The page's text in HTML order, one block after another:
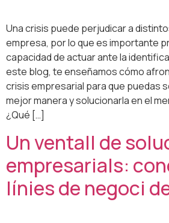
Una crisis puede perjudicar a
empresa, por lo que es importante
capacidad de actuar ante la
este blog, te enseñamos cómo
crisis empresarial para que puedas
mejor manera y solucionarla en el
¿Qué […]
Un ventall de
empresarials:
línies de negoci